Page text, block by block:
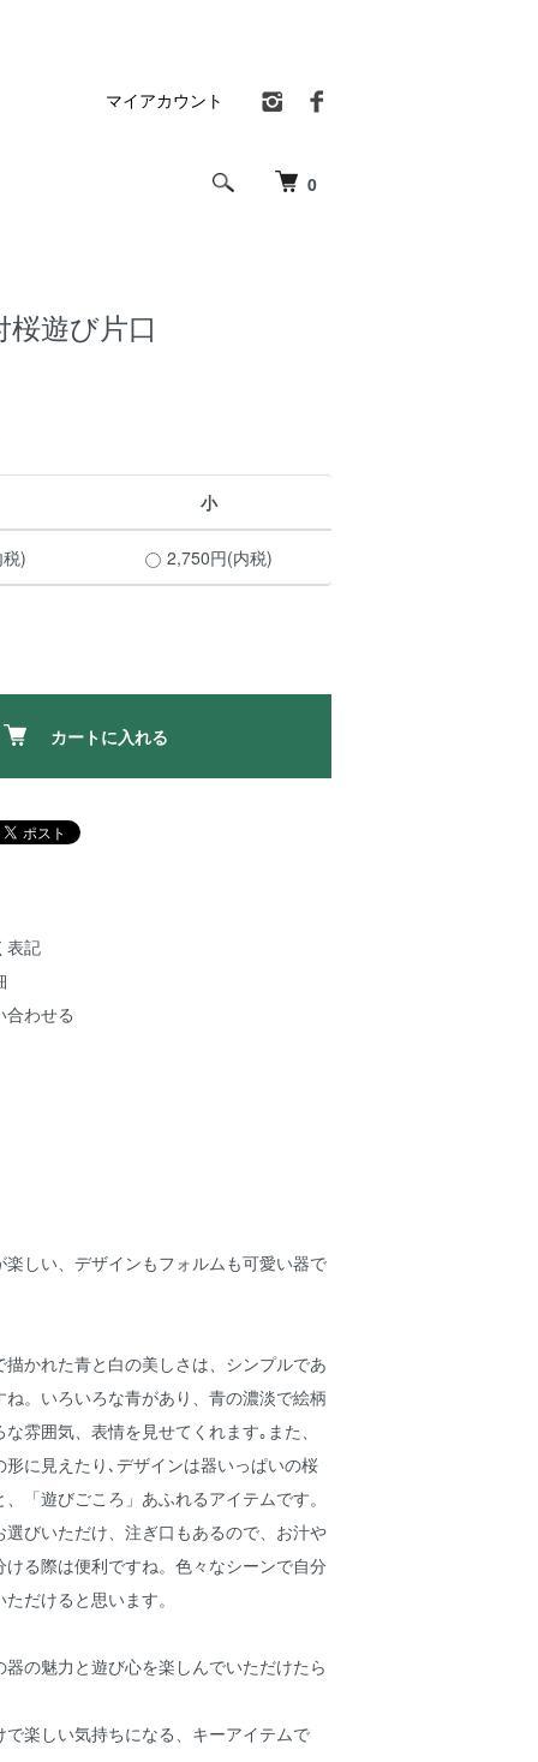
0
マイアカウント
遊び片口
小
) 2,750円(内税)
カートに入れる
表記
合わせる
しい、デザインもフォルムも可愛い器で
描かれた青と白の美しさは、シンプルであ
ね。いろいろな青があり、青の濃淡で絵柄
雰囲気、表情を見せてくれます｡また、
に見えたり､デザインは器いっぱいの桜
「遊びごころ」あふれるアイテムです。
びいただけ、注ぎ口もあるので、お汁や
ける際は便利ですね。色々なシーンで自分
だけると思います。
の魅力と遊び心を楽しんでいただけたら
楽しい気持ちになる、キーアイテムで